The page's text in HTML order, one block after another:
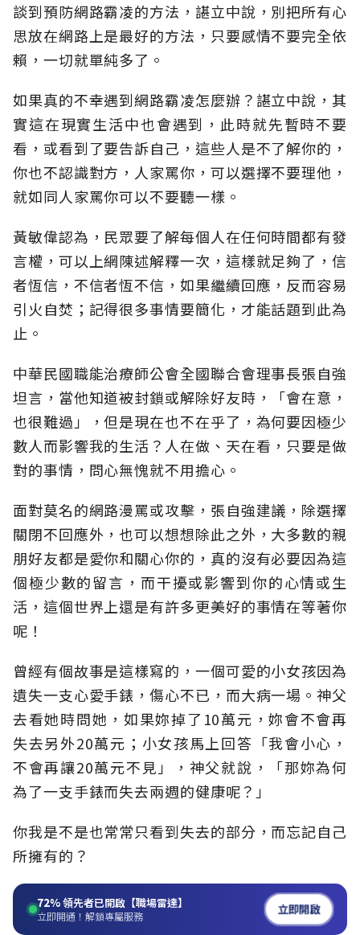
談到預防網路霸凌的方法，諶立中說，別把所有心
思放在網路上是最好的方法，只要感情不要完全依
賴，一切就單純多了。
如果真的不幸遇到網路霸凌怎麼辦？諶立中說，其
實這在現實生活中也會遇到，此時就先暫時不要
看，或看到了要告訴自己，這些人是不了解你的，
你也不認識對方，人家罵你，可以選擇不要理他，
就如同人家罵你可以不要聽一樣。
黃敏偉認為，民眾要了解每個人在任何時間都有發
言權，可以上網陳述解釋一次，這樣就足夠了，信
者恆信，不信者恆不信，如果繼續回應，反而容易
引火自焚；記得很多事情要簡化，才能話題到此為
止。
中華民國職能治療師公會全國聯合會理事長張自強
坦言，當他知道被封鎖或解除好友時，「會在意，
也很難過」，但是現在也不在乎了，為何要因極少
數人而影響我的生活？人在做、天在看，只要是做
對的事情，問心無愧就不用擔心。
面對莫名的網路漫罵或攻擊，張自強建議，除選擇
關閉不回應外，也可以想想除此之外，大多數的親
朋好友都是愛你和關心你的，真的沒有必要因為這
個極少數的留言，而干擾或影響到你的心情或生
活，這個世界上還是有許多更美好的事情在等著你
呢！
曾經有個故事是這樣寫的，一個可愛的小女孩因為
遺失一支心愛手錶，傷心不已，而大病一場。神父
去看她時問她，如果妳掉了10萬元，妳會不會再
失去另外20萬元；小女孩馬上回答「我會小心，
不會再讓20萬元不見」，神父就說，「那妳為何
為了一支手錶而失去兩週的健康呢？」
你我是不是也常常只看到失去的部分，而忘記自己
所擁有的？
72%領先者已開啟【職場雷達】
立即開通！解鎖專屬服務 立即開啟